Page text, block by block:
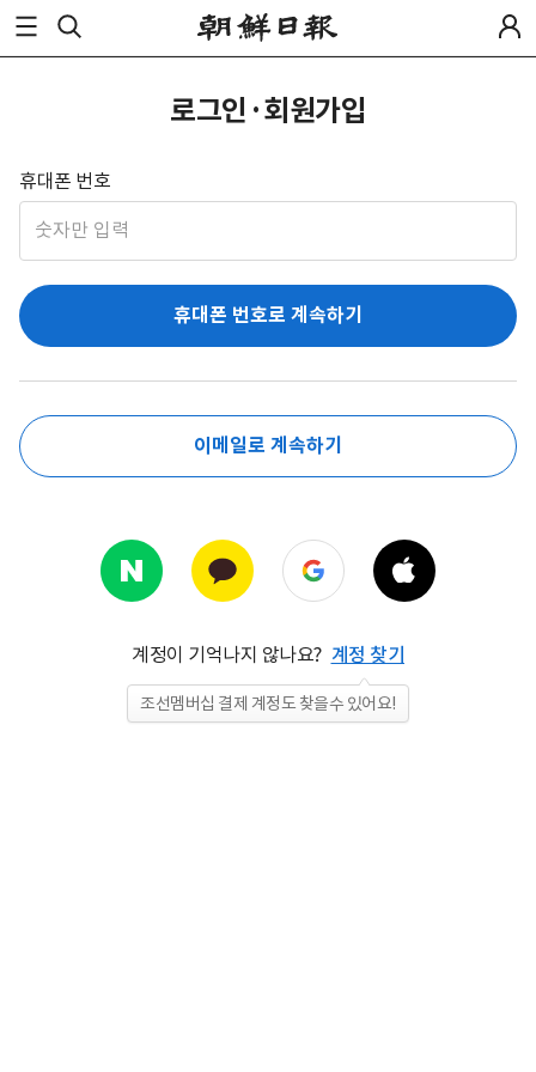
로그인·회원가입
휴대폰 번호
휴대폰 번호로 계속하기
이메일로 계속하기
계정이 기억나지 않나요? 계정 찾기
조선멤버십 결제 계정도 찾을수 있어요!